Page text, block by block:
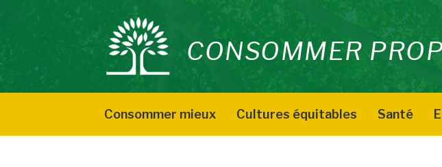
contenu
CONSOMMER
Consommer mieux Cultures équitables Santé